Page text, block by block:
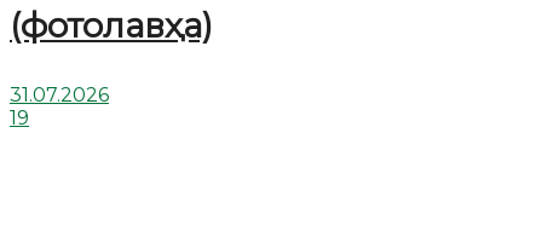
(фотолавҳа)
31.07.2026
19